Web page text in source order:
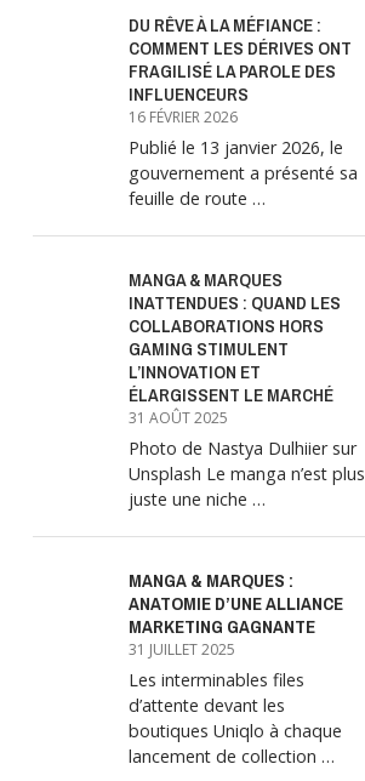
DU RÊVE À LA MÉFIANCE :
COMMENT LES DÉRIVES ONT
FRAGILISÉ LA PAROLE DES
INFLUENCEURS
16 FÉVRIER 2026
Publié le 13 janvier 2026, le
gouvernement a présenté sa
feuille de route …
MANGA & MARQUES
INATTENDUES : QUAND LES
COLLABORATIONS HORS
GAMING STIMULENT
L’INNOVATION ET
ÉLARGISSENT LE MARCHÉ
31 AOÛT 2025
Photo de Nastya Dulhiier sur
Unsplash Le manga n’est plus
juste une niche …
MANGA & MARQUES :
ANATOMIE D’UNE ALLIANCE
MARKETING GAGNANTE
31 JUILLET 2025
Les interminables files
d’attente devant les
boutiques Uniqlo à chaque
lancement de collection …